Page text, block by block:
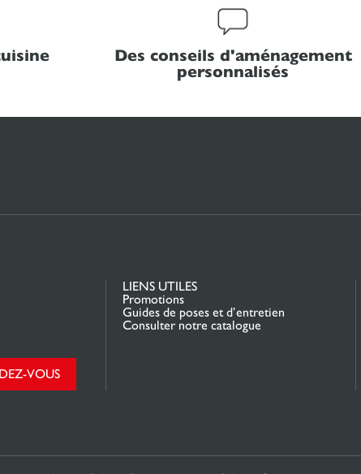
les réglementations. Personnalisez vos préférences pour contrôler la manière dont vos
Des conseils d'aménagement
personnalisés
VOUS
LIENS UTILES
Promotions
Guides de poses et d’entretien
Consulter notre catalogue